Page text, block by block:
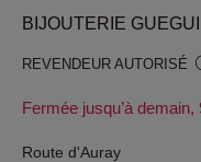
BIJOUTERIE
REVENDEUR AUTORISÉ
Fermée jusqu’à demain,
Route d'Auray